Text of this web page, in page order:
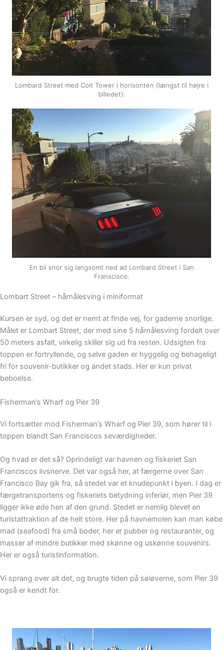
Lombard Street med Coit Tower i horisonten (længst til højre i
billedet).
En bil snor sig langsomt ned ad Lombard Street i San
Franscisco.
Lombart Street – hårnålesving i miniformat
Kursen er syd, og det er nemt at finde vej, for gaderne snorlige.
Målet er Lombart Street, der med sine 5 hårnålesving fordelt over
50 meters asfalt, virkelig skiller sig ud fra resten. Udsigten fra
toppen er fortryllende, og selve gaden er hyggelig og behageligt
fri for souvenir-butikker og andet stads. Her er kun privat
beboelse.
Fisherman’s Wharf og Pier 39
Vi fortsætter mod Fisherman’s Wharf og Pier 39, som hører til i
toppen blandt San Franciscos seværdigheder.
Og hvad er det så? Oprindeligt var havnen og fiskeriet San
Franciscos livsnerve. Det var også her, at færgerne over San
Francisco Bay gik fra, så stedet var et knudepunkt i byen. I dag er
færgetransportens og fiskeriets betydning inferiør, men Pier 39
ligger ikke øde hen af den grund. Stedet er nemlig blevet en
turistattraktion af de helt store. Her på havnemolen kan man købe
mad (seafood) fra små boder, her er pubber og restauranter, og
masser af mindre butikker med skønne og uskønne souvenirs.
Her er også turistinformation.
Vi sprang over alt det, og brugte tiden på søløverne, som Pier 39
også er kendt for.